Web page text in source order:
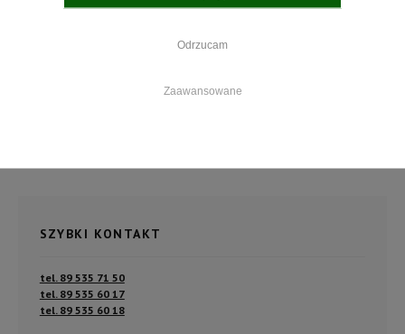
DOSTAWA
Po złożeniu zamówienia nasz Dział handlowy skontaktuje się z
SZYBKI KONTAKT
tel. 89 535 71 50
tel. 89 535 60 17
tel. 89 535 60 18
Odrzucam
Zaawansowane